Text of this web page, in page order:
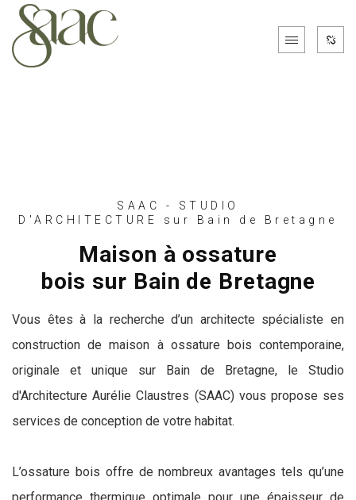
SAAC - STUDIO
D'ARCHITECTURE sur Bain de Bretagne
Maison à ossature
bois sur Bain de Bretagne
Vous êtes à la recherche d’un architecte spécialiste en
construction de maison à ossature bois contemporaine,
originale et unique sur Bain de Bretagne, le Studio
d'Architecture Aurélie Claustres (SAAC) vous propose ses
services de conception de votre habitat.
L’ossature bois offre de nombreux avantages tels qu’une